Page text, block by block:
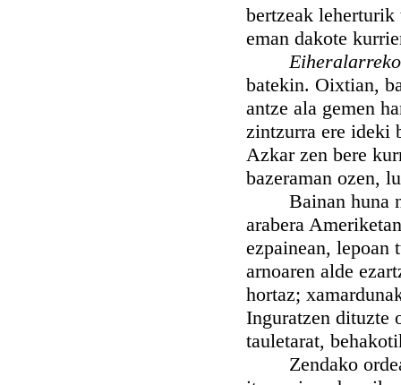
bertzeak
eman dakote
batekin. Oixtian,
antze ala gemen
zintzurra ere ideki
Azkar zen bere
bazeraman ozen,
Bainan huna
arabera
ezpainean,
arnoaren alde
hortaz;
Inguratzen dituzte
tauletarat,
Zendako